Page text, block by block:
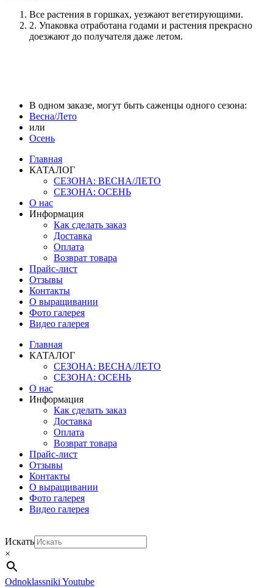
Все растения в горшках, уезжают вегетирующими.
2. Упаковка отработана годами и растения прекрасно
доезжают до получателя даже летом.
В одном заказе, могут быть саженцы одного сезона:
Весна/Лето
или
Осень
Главная
КАТАЛОГ
СЕЗОНА: ВЕСНА/ЛЕТО
СЕЗОНА: ОСЕНЬ
О нас
Информация
Как сделать заказ
Доставка
Оплата
Возврат товара
Прайс-лист
Отзывы
Контакты
О выращивании
Фото галерея
Видео галерея
Главная
КАТАЛОГ
СЕЗОНА: ВЕСНА/ЛЕТО
СЕЗОНА: ОСЕНЬ
О нас
Информация
Как сделать заказ
Доставка
Оплата
Возврат товара
Прайс-лист
Отзывы
Контакты
О выращивании
Фото галерея
Видео галерея
Искать
×
Odnoklassniki Youtube